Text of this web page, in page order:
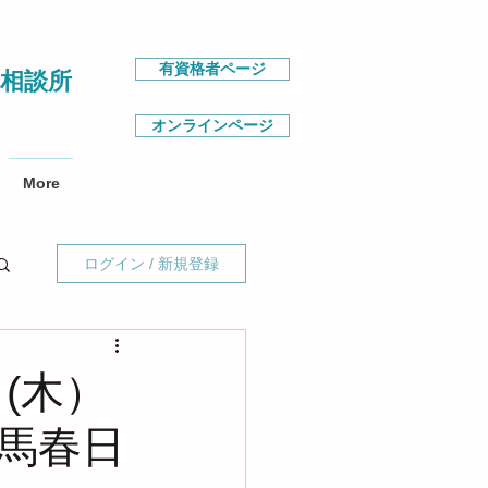
談所 有資格者ページ
オンラインページ
More
ログイン / 新規登録
）
春日